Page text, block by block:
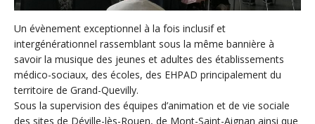
Un évènement exceptionnel à la fois inclusif et
intergénérationnel rassemblant sous la même bannière à
savoir la musique des jeunes et adultes des établissements
médico-sociaux, des écoles, des EHPAD principalement du
territoire de Grand-Quevilly.
Sous la supervision des équipes d’animation et de vie sociale
des sites de Déville-lès-Rouen, de Mont-Saint-Aignan ainsi que